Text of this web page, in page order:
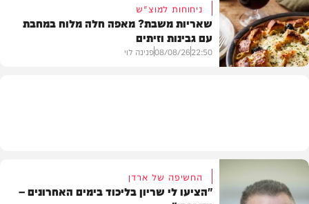
חדשות
ניחוחות למוצ"ש
שאריות משבת? מאפה חלה מלוח במחבת
עם גבינות וזיתים
22:50
08/08/26פנינה לוי
החשיפה של ארדן
"הציעו לי שריון בליכוד בימים האחרונים –